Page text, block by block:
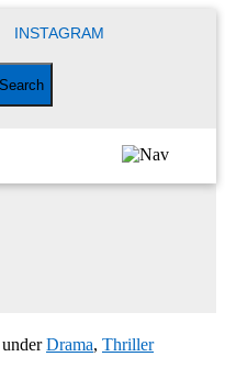
INSTAGRAM
underDrama, Thriller